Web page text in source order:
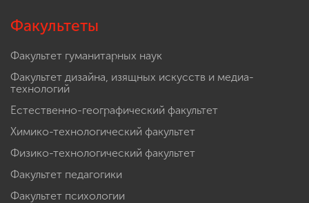
Факультеты
Факультет гуманитарных наук
Факультет дизайна, изящных искусств и медиа-
технологий
Естественно-географический факультет
Химико-технологический факультет
Физико-технологический факультет
Факультет педагогики
Факультет психологии